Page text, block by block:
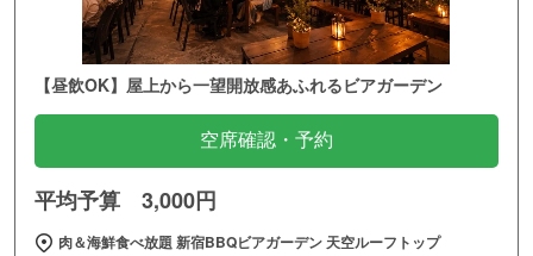
【昼飲OK】屋上から一望開放感あふれるビアガーデン
空席確認・予約
平均予算 3,000円
肉＆海鮮食べ放題 新宿BBQビアガーデン 天空ルーフトップ